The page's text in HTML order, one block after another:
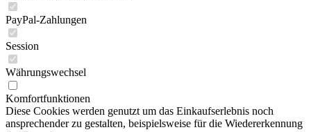
PayPal-Zahlungen
Session
Währungswechsel
Komfortfunktionen
Diese Cookies werden genutzt um das Einkaufserlebnis noch
ansprechender zu gestalten, beispielsweise für die Wiedererkennung